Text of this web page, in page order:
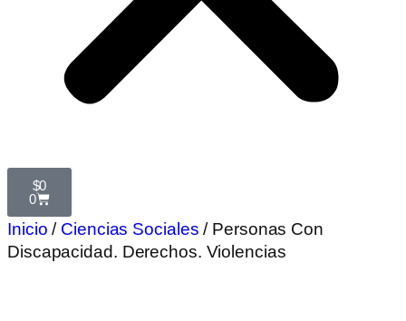
$0
0
Inicio / Ciencias Sociales / Personas Con
Discapacidad. Derechos. Violencias